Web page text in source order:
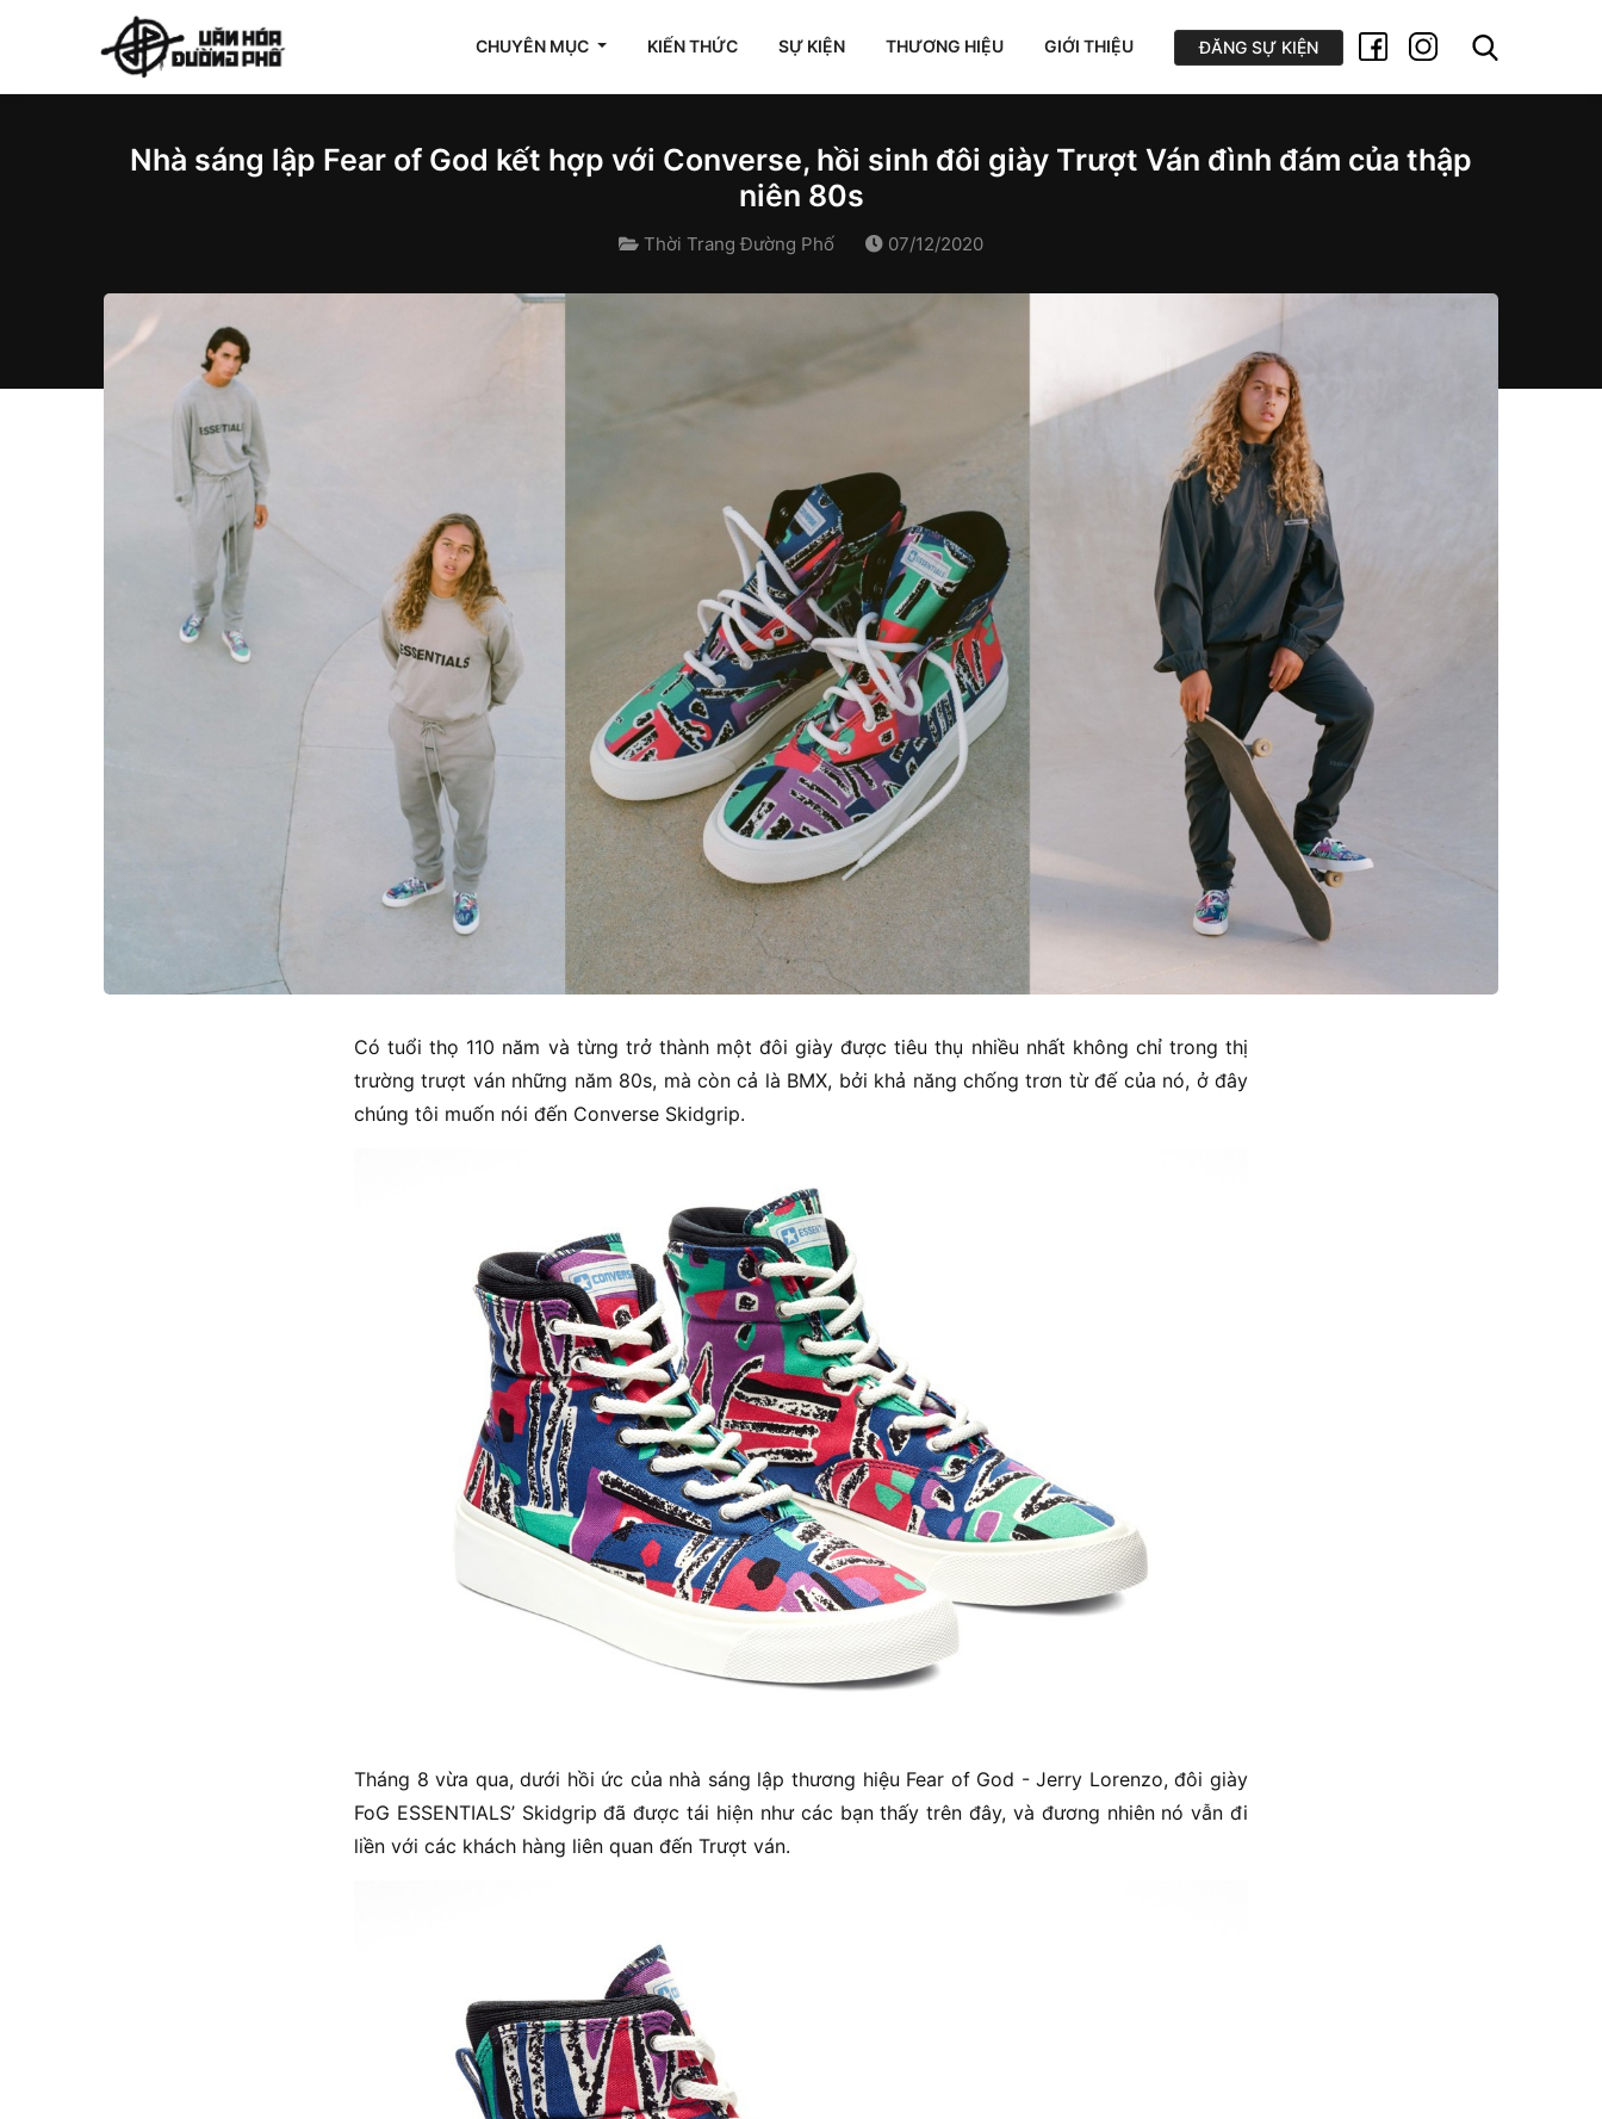
CHUYÊN MỤC KIẾN THỨC SỰ KIỆN THƯƠNG HIỆU GIỚI THIỆU ĐĂNG SỰ KIỆN
Nhà sáng lập Fear of God kết hợp với Converse, hồi sinh đôi giày Trượt Ván đình đám của thập
niên 80s
Thời Trang Đường Phố 07/12/2020
Có tuổi thọ 110 năm và từng trở thành một đôi giày được tiêu thụ nhiều nhất không chỉ trong thị
trường trượt ván những năm 80s, mà còn cả là BMX, bởi khả năng chống trơn từ đế của nó, ở đây
chúng tôi muốn nói đến Converse Skidgrip.
Tháng 8 vừa qua, dưới hồi ức của nhà sáng lập thương hiệu Fear of God - Jerry Lorenzo, đôi giày
FoG ESSENTIALS’ Skidgrip đã được tái hiện như các bạn thấy trên đây, và đương nhiên nó vẫn đi
liền với các khách hàng liên quan đến Trượt ván.